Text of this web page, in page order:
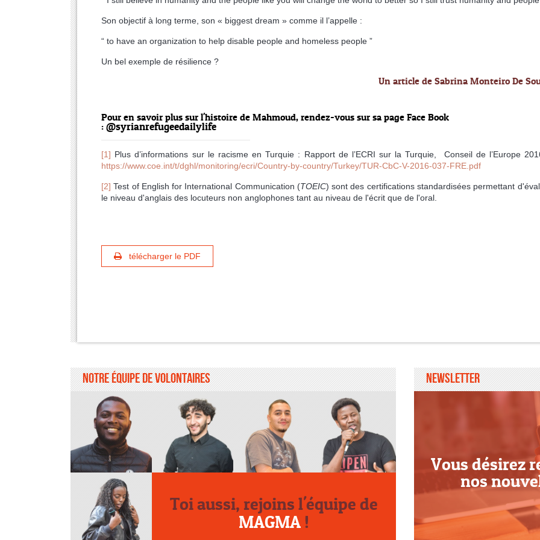
Son objectif à long terme, son « biggest dream » comme il l’appelle :
“ to have an organization to help disable people and homeless people ”
Un bel exemple de résilience ?
Un article de Sabrina Monteiro De
Pour en savoir plus sur l'histoire de Mahmoud, rendez-vous sur sa page Face Book
: @syrianrefugeedailylife
[1] Plus d’informations sur le racisme en Turquie : Rapport de l’ECRI sur la Turquie, Conseil de l’Europe
https://www.coe.int/t/dghl/monitoring/ecri/Country-by-country/Turkey/TUR-CbC-V-2016-037-FRE.pdf
[2] Test of English for International Communication (TOEIC) sont des certifications standardisées permettant
le niveau d'anglais des locuteurs non anglophones tant au niveau de l'écrit que de l'oral.
télécharger le PDF
Notre équipe de volontaires
Toi aussi, rejoins l'équipe de
MAGMA !
Newsletter
Vous désirez
nos